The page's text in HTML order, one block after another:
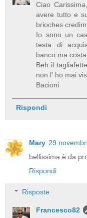
Ciao
avere tutto e
brioches
Io sono un
testa di
banco ma
Beh il
non l' ho mai
Bacioni
Rispondi
Mary 29
bellissima è da
Rispondi
Risposte
Francesco82